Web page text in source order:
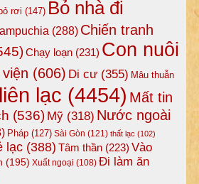
rơi (147) Bỏ nhà đi
(288) Chiến tranh
Chạy loạn(231) Con nuôi
(606) Di cư(355) Mâu thuẫn
lạc (4454) Mất tin
(536) Mỹ(318) Nước ngoài
Pháp(127) Sài Gòn (121) thất lạc (102)
lạc(388) Tâm thần(223) Vào
(195) Xuất ngoại (108) Đi làm ăn